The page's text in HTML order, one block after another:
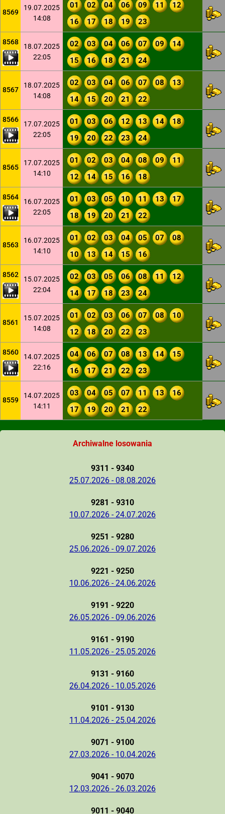
8569
19.07.2025
14:08
01 02 04 06 09 11
12
16
17 18 19 23
8568
18.07.2025
22:05
02 03 04 06 07 09
14
15
16 18 21 24
8567
18.07.2025
14:08
02 03 04 06 07 08
13
14
15 20 21 22
8566
17.07.2025
22:05
01 03 06 12 13 14
18
19
20 22 23 24
8565
17.07.2025
14:10
01 02 03 04 08 09
11
12
14 15 16 18
8564
16.07.2025
22:05
01 03 05 10 11 13
17
18
19 20 21 22
8563
16.07.2025
14:10
01 02 03 04 05 07
08
10
13 14 15 16
8562
15.07.2025
22:04
02 03 05 06 08 11
12
14
17 18 23 24
8561
15.07.2025
14:08
01 02 03 06 07 08
10
12
18 20 22 23
8560
14.07.2025
22:16
04 06 07 08 13 14
15
16
17 21 22 23
8559
14.07.2025
14:11
03 04 05 07 11 13
16
17
19 20 21 22
Archiwalne losowania
9311 - 9340
25.07.2026 - 08.08.2026
9281 - 9310
10.07.2026 - 24.07.2026
9251 - 9280
25.06.2026 - 09.07.2026
9221 - 9250
10.06.2026 - 24.06.2026
9191 - 9220
26.05.2026 - 09.06.2026
9161 - 9190
11.05.2026 - 25.05.2026
9131 - 9160
26.04.2026 - 10.05.2026
9101 - 9130
11.04.2026 - 25.04.2026
9071 - 9100
27.03.2026 - 10.04.2026
9041 - 9070
12.03.2026 - 26.03.2026
9011 - 9040